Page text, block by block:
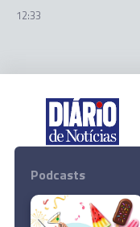
12:33
Podcasts